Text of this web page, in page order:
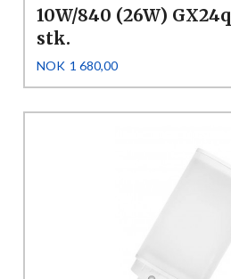
10W/840 (26W)
stk.
Pris
NOK 1 680,00